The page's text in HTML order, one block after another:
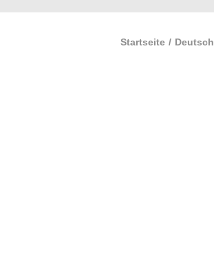
Startseite Deutsch